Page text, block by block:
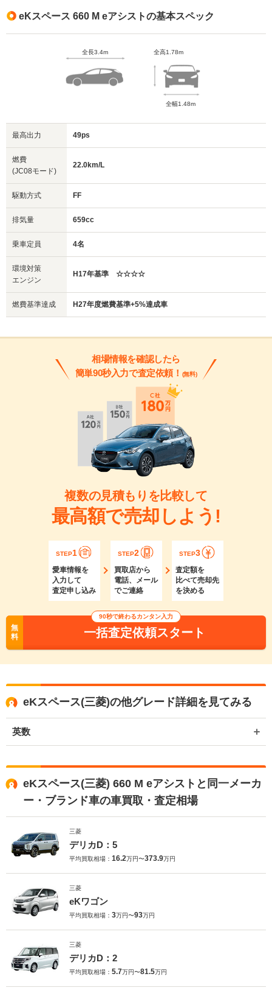
eKスペース 660 M eアシストの基本スペック
全長3.4m 全高1.78m
全幅1.48m
最高出力 49ps
燃費
(JC08モード)
22.0km/L
駆動方式 FF
排気量 659cc
乗車定員 4名
環境対策
エンジン
H17年基準 ☆☆☆☆
燃費基準達成 H27年度燃費基準+5%達成車
相場情報を確認したら
簡単90秒入力で査定依頼！ (無料)
複数の見積もりを比較して
最高額で売却しよう!
STEP1
愛車情報を
入力して
査定申し込み
STEP2
買取店から
電話、メール
でご連絡
STEP3
査定額を
比べて売却先
を決める
無
料
90秒で終わるカンタン入力
一括査定依頼スタート
eKスペース(三菱)の他グレード詳細を見てみる
英数
eKスペース(三菱) 660 M eアシストと同一メーカ
ー・ブランド車の車買取・査定相場
三菱
デリカD：5
平均買取相場： 16.2万円〜373.9万円
三菱
eKワゴン
平均買取相場： 3万円〜93万円
三菱
デリカD：2
平均買取相場： 5.7万円〜81.5万円